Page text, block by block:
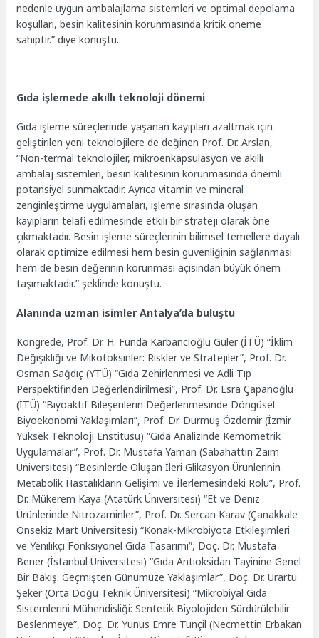
nedenle uygun ambalajlama sistemleri ve optimal depolama
koşulları, besin kalitesinin korunmasında kritik öneme
sahiptir.” diye konuştu.
Gıda işlemede akıllı teknoloji dönemi
Gıda işleme süreçlerinde yaşanan kayıpları azaltmak için
geliştirilen yeni teknolojilere de değinen Prof. Dr. Arslan,
“Non-termal teknolojiler, mikroenkapsülasyon ve akıllı
ambalaj sistemleri, besin kalitesinin korunmasında önemli
potansiyel sunmaktadır. Ayrıca vitamin ve mineral
zenginleştirme uygulamaları, işleme sırasında oluşan
kayıpların telafi edilmesinde etkili bir strateji olarak öne
çıkmaktadır. Besin işleme süreçlerinin bilimsel temellere dayalı
olarak optimize edilmesi hem besin güvenliğinin sağlanması
hem de besin değerinin korunması açısından büyük önem
taşımaktadır.” şeklinde konuştu.
Alanında uzman isimler Antalya’da buluştu
Kongrede, Prof. Dr. H. Funda Karbancıoğlu Güler (İTÜ) “İklim
Değişikliği ve Mikotoksinler: Riskler ve Stratejiler”, Prof. Dr.
Osman Sağdıç (YTÜ) “Gıda Zehirlenmesi ve Adli Tıp
Perspektifinden Değerlendirilmesi”, Prof. Dr. Esra Çapanoğlu
(İTÜ) “Biyoaktif Bileşenlerin Değerlenmesinde Döngüsel
Biyoekonomi Yaklaşımları”, Prof. Dr. Durmuş Özdemir (İzmir
Yüksek Teknoloji Enstitüsü) “Gıda Analizinde Kemometrik
Uygulamalar”, Prof. Dr. Mustafa Yaman (Sabahattin Zaim
Üniversitesi) “Besinlerde Oluşan İleri Glikasyon Ürünlerinin
Metabolik Hastalıkların Gelişimi ve İlerlemesindeki Rolü”, Prof.
Dr. Mükerem Kaya (Atatürk Üniversitesi) “Et ve Deniz
Ürünlerinde Nitrozaminler”, Prof. Dr. Sercan Karav (Çanakkale
Onsekiz Mart Üniversitesi) “Konak-Mikrobiyota Etkileşimleri
ve Yenilikçi Fonksiyonel Gıda Tasarımı”, Doç. Dr. Mustafa
Bener (İstanbul Üniversitesi) “Gıda Antioksidan Tayinine Genel
Bir Bakış: Geçmişten Günümüze Yaklaşımlar”, Doç. Dr. Urartu
Şeker (Orta Doğu Teknik Üniversitesi) “Mikrobiyal Gıda
Sistemlerini Mühendisliği: Sentetik Biyolojiden Sürdürülebilir
Beslenmeye”, Doç. Dr. Yunus Emre Tunçil (Necmettin Erbakan